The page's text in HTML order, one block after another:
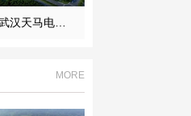
【武汉天马电子新型显示产业中心】废水系统橡胶接头合同
MORE